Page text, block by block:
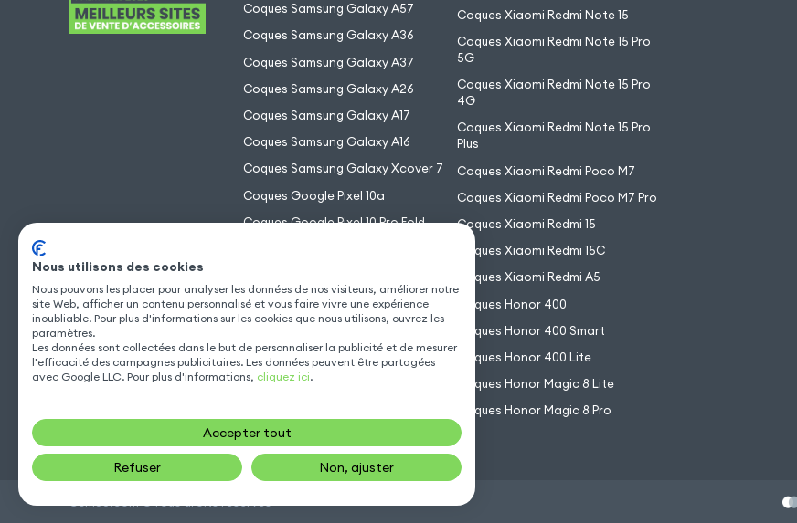
Coques Samsung Galaxy A57
Coques Samsung Galaxy A36
Coques Samsung Galaxy A37
Coques Samsung Galaxy A26
Coques Samsung Galaxy A17
Coques Samsung Galaxy A16
Coques Samsung Galaxy Xcover 7
Coques Google Pixel 10a
Coques Google Pixel 10 Pro Fold
Coques Google Pixel 10
Coques Xiaomi Redmi Note 15
Coques Xiaomi Redmi Note 15 Pro
5G
Coques Xiaomi Redmi Note 15 Pro
4G
Coques Xiaomi Redmi Note 15 Pro
Plus
Coques Xiaomi Redmi Poco M7
Coques Xiaomi Redmi Poco M7 Pro
Coques Xiaomi Redmi 15
Coques Xiaomi Redmi 15C
Coques Xiaomi Redmi A5
Coques Honor 400
Coques Honor 400 Smart
Coques Honor 400 Lite
Coques Honor Magic 8 Lite
Coques Honor Magic 8 Pro
Gsm55.com ©Tous droits réservés
Nous utilisons des cookies
Nous pouvons les placer pour analyser les données de nos visiteurs, améliorer notre
site Web, afficher un contenu personnalisé et vous faire vivre une expérience
inoubliable. Pour plus d'informations sur les cookies que nous utilisons, ouvrez les
paramètres.
Les données sont collectées dans le but de personnaliser la publicité et de mesurer
l'efficacité des campagnes publicitaires. Les données peuvent être partagées
avec Google LLC. Pour plus d'informations, cliquez ici.
Accepter tout
Refuser Non, ajuster